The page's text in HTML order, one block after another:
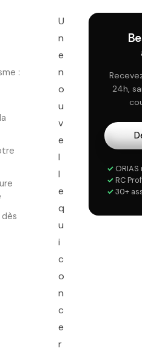
:
U
n
e
n
o
u
v
e
l
l
e
q
u
i
c
o
n
c
e
r
24h,
✓
✓ RC
✓ 30+